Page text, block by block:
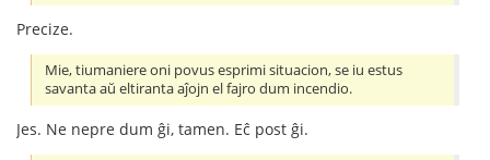
Precize.
Mie, tiumaniere oni povus esprimi situacion, se iu estus
savanta aŭ eltiranta aĵojn el fajro dum incendio.
Jes. Ne nepre dum ĝi, tamen. Eĉ post ĝi.